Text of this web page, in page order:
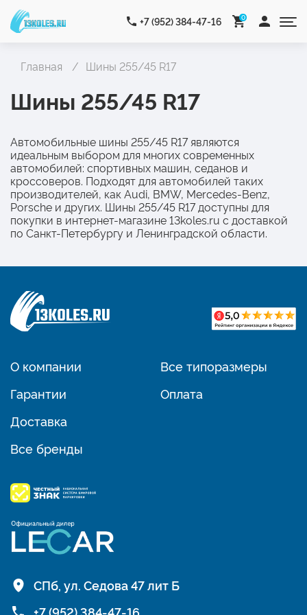
+7 (952) 384-47-16 0
Главная Шины 255/45 R17
Шины 255/45 R17
Автомобильные шины 255/45 R17 являются
идеальным выбором для многих современных
автомобилей: спортивных машин, седанов и
кроссоверов. Подходят для автомобилей таких
производителей, как Audi, BMW, Mercedes-Benz,
Porsche и других. Шины 255/45 R17 доступны для
покупки в интернет-магазине 13koles.ru с доставкой
по Санкт-Петербургу и Ленинградской области.
О компании
Гарантии
Доставка
Все бренды
Все типоразмеры
Оплата
СПб, ул. Седова 47 лит Б
+7 (952) 384-47-16